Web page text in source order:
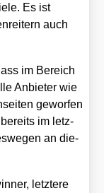
Es ist
auch
im Bereich
Anbie­ter wie
gewor­fen
im letz­
an die­
letz­te­re